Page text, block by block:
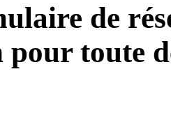
de
pour toute